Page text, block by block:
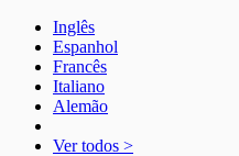
Inglês
Espanhol
Francês
Italiano
Alemão
Ver todos >